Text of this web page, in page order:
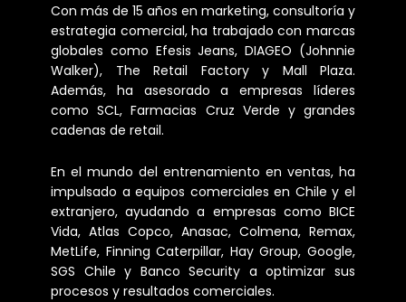
Con más de 15 años en marketing, consultoría y
estrategia comercial, ha trabajado con marcas
globales como Efesis Jeans, DIAGEO (Johnnie
Walker), The Retail Factory y Mall Plaza.
Además, ha asesorado a empresas líderes
como SCL, Farmacias Cruz Verde y grandes
cadenas de retail.
En el mundo del entrenamiento en ventas, ha
impulsado a equipos comerciales en Chile y el
extranjero, ayudando a empresas como BICE
Vida, Atlas Copco, Anasac, Colmena, Remax,
MetLife, Finning Caterpillar, Hay Group, Google,
SGS Chile y Banco Security a optimizar sus
procesos y resultados comerciales.